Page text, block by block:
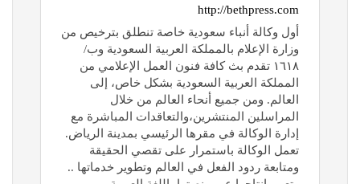
http://bethpress.com
أول وكالة أنباء سعودية خاصة تنطلق بترخيص من
وزارة الإعلام بالمملكة العربية السعودية وب/
١٦١٨ تقدم بث كافة فنون العمل الإعلامي من
المملكة العربية السعودية بشكل خاص، إلى
العالم. ومن جميع أنحاء العالم من خلال
المراسلين المنتشرين،والتعاقدات المباشرة مع
إدارة الوكالة في مقرها الرئيسي بمدينة الرياض.
تعمل الوكالة باستمرار على تقصي الحقيقة
ومتابعة ردود الفعل في العالم وتطوير خدماتها ..